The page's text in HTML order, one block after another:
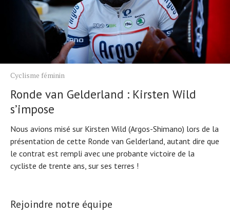
Cyclisme féminin
Ronde van Gelderland : Kirsten Wild
s’impose
Nous avions misé sur Kirsten Wild (Argos-Shimano) lors de la
présentation de cette Ronde van Gelderland, autant dire que
le contrat est rempli avec une probante victoire de la
cycliste de trente ans, sur ses terres !
Rejoindre notre équipe